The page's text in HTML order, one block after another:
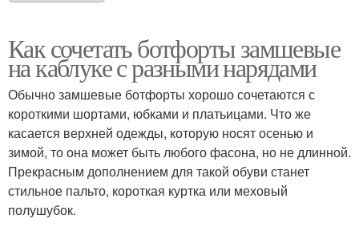
Как сочетать ботфорты замшевые
на каблуке с разными нарядами
Обычно замшевые ботфорты хорошо сочетаются с
короткими шортами, юбками и платьицами. Что же
касается верхней одежды, которую носят осенью и
зимой, то она может быть любого фасона, но не длинной.
Прекрасным дополнением для такой обуви станет
стильное пальто, короткая куртка или меховый
полушубок.